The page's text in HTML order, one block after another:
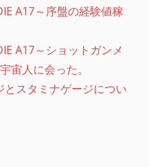
A17～序盤の経験値稼
A17～ショットガンメ
宙人に会った。
スタミナゲージについ